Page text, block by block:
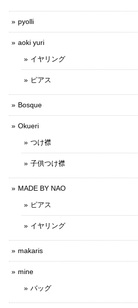
pyolli
aoki yuri
イヤリング
ピアス
Bosque
Okueri
つけ襟
子供つけ襟
MADE BY NAO
ピアス
イヤリング
makaris
mine
バッグ